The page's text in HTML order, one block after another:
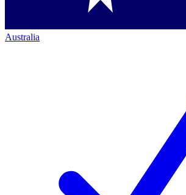
Australia